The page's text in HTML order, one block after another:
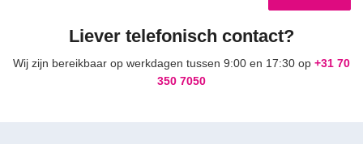
Liever telefonisch contact?
Wij zijn bereikbaar op werkdagen tussen 9:00 en 17:30 op +31 70
350 7050